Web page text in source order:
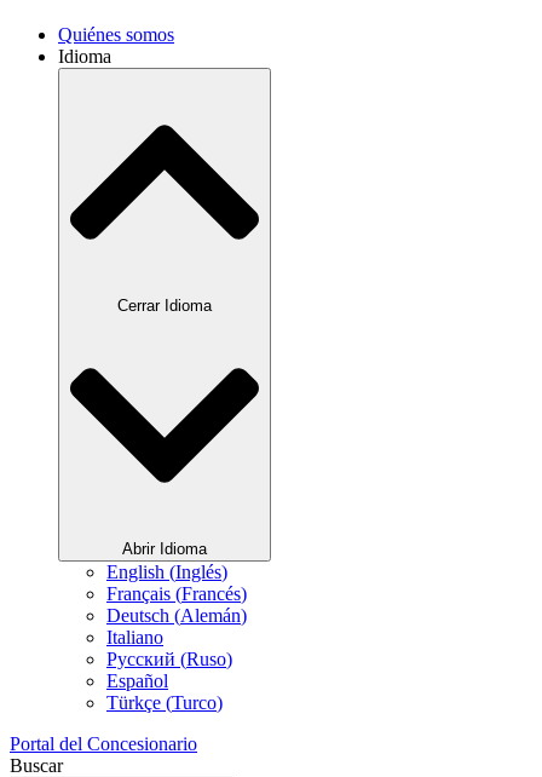
Quiénes somos
Idioma
Cerrar Idioma
Abrir Idioma
English (Inglés)
Français (Francés)
Deutsch (Alemán)
Italiano
Русский (Ruso)
Español
Türkçe (Turco)
Portal del Concesionario
Buscar